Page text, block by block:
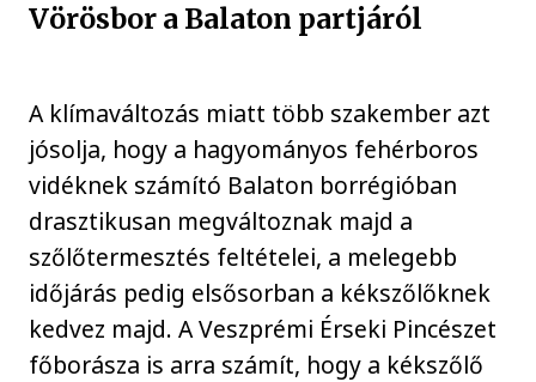
Vörösbor a Balaton partjáról
A klímaváltozás miatt több szakember azt
jósolja, hogy a hagyományos fehérboros
vidéknek számító Balaton borrégióban
drasztikusan megváltoznak majd a
szőlőtermesztés feltételei, a melegebb
időjárás pedig elsősorban a kékszőlőknek
kedvez majd. A Veszprémi Érseki Pincészet
főborásza is arra számít, hogy a kékszőlő